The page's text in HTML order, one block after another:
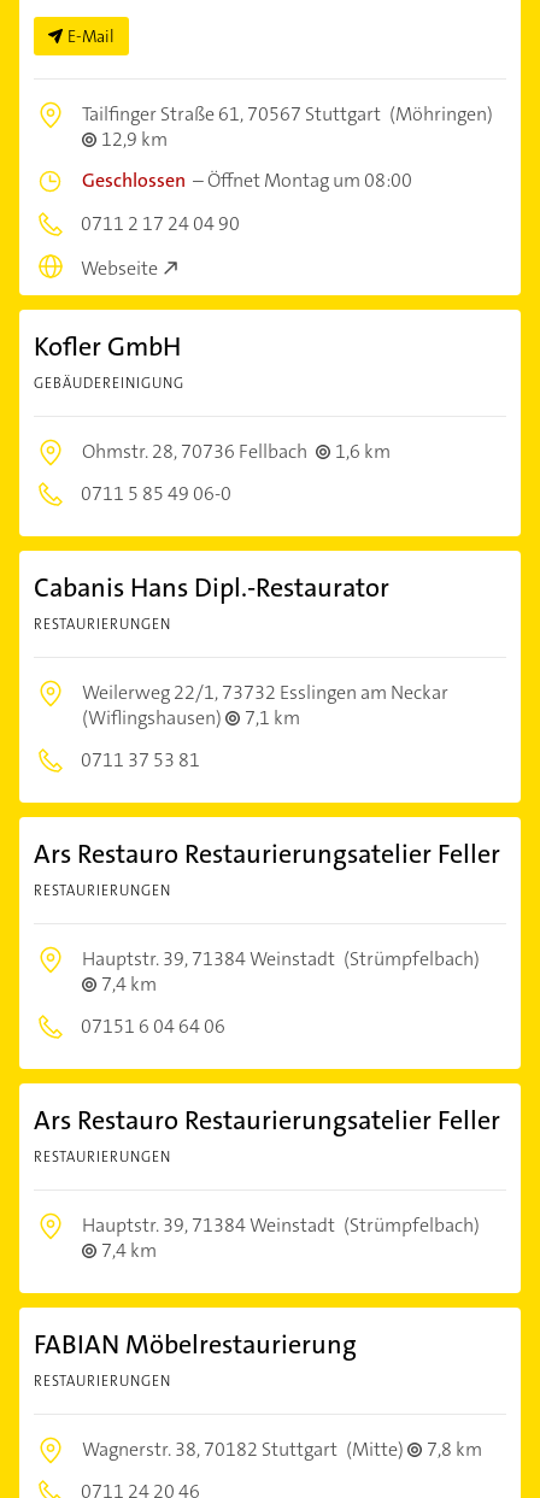
E-Mail
Tailfinger Straße 61,70567 Stuttgart (Möhringen)
12,9 km
Geschlossen –Öffnet Montag um 08:00
0711 2 17 24 04 90
Webseite
Kofler GmbH
GEBÄUDEREINIGUNG
Ohmstr. 28,70736 Fellbach
1,6 km
0711 5 85 49 06-0
Cabanis Hans Dipl.-Restaurator
RESTAURIERUNGEN
Weilerweg 22/1,73732 Esslingen am Neckar
(Wiflingshausen)
7,1 km
0711 37 53 81
Ars Restauro Restaurierungsatelier Feller
RESTAURIERUNGEN
Hauptstr. 39,71384 Weinstadt (Strümpfelbach)
7,4 km
07151 6 04 64 06
Ars Restauro Restaurierungsatelier Feller
RESTAURIERUNGEN
Hauptstr. 39,71384 Weinstadt (Strümpfelbach)
7,4 km
FABIAN Möbelrestaurierung
RESTAURIERUNGEN
Wagnerstr. 38,70182 Stuttgart (Mitte)
7,8 km
0711 24 20 46